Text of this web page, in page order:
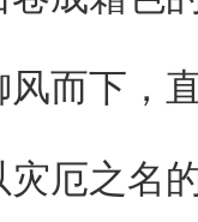
而下，直
之名的